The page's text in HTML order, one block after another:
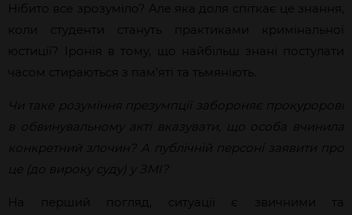
Нібито все зрозуміло? Але яка доля спіткає це знання,
коли студенти стануть практиками кримінальної
юстиції? Іронія в тому, що найбільш знані постулати
часом стираються з пам’яті та тьмяніють.
Чи таке розуміння презумпції забороняє прокуророві
в обвинувальному акті вказувати, що особа вчинила
конкретний злочин? А публічній персоні заявити про
це (до вироку суду) у ЗМІ?
На перший погляд, ситуації є звичними та